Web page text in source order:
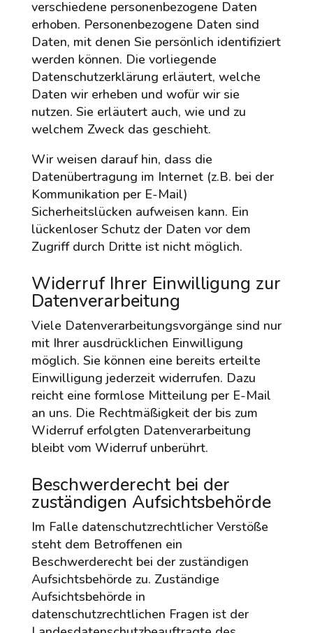
verschiedene personenbezogene Daten
erhoben. Personenbezogene Daten sind
Daten, mit denen Sie persönlich identifiziert
werden können. Die vorliegende
Datenschutzerklärung erläutert, welche
Daten wir erheben und wofür wir sie
nutzen. Sie erläutert auch, wie und zu
welchem Zweck das geschieht.
Wir weisen darauf hin, dass die
Datenübertragung im Internet (z.B. bei der
Kommunikation per E-Mail)
Sicherheitslücken aufweisen kann. Ein
lückenloser Schutz der Daten vor dem
Zugriff durch Dritte ist nicht möglich.
Widerruf Ihrer Einwilligung zur
Datenverarbeitung
Viele Datenverarbeitungsvorgänge sind nur
mit Ihrer ausdrücklichen Einwilligung
möglich. Sie können eine bereits erteilte
Einwilligung jederzeit widerrufen. Dazu
reicht eine formlose Mitteilung per E-Mail
an uns. Die Rechtmäßigkeit der bis zum
Widerruf erfolgten Datenverarbeitung
bleibt vom Widerruf unberührt.
Beschwerderecht bei der
zuständigen Aufsichtsbehörde
Im Falle datenschutzrechtlicher Verstöße
steht dem Betroffenen ein
Beschwerderecht bei der zuständigen
Aufsichtsbehörde zu. Zuständige
Aufsichtsbehörde in
datenschutzrechtlichen Fragen ist der